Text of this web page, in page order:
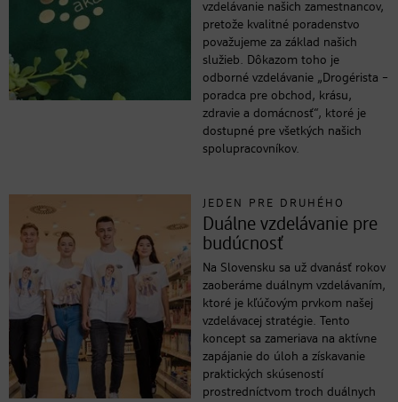
vzdelávanie našich zamestnancov,
pretože kvalitné poradenstvo
považujeme za základ našich
služieb. Dôkazom toho je
odborné vzdelávanie „Drogérista –
poradca pre obchod, krásu,
zdravie a domácnosť“, ktoré je
dostupné pre všetkých našich
spolupracovníkov.
JEDEN PRE DRUHÉHO
Duálne vzdelávanie pre
budúcnosť
Na Slovensku sa už dvanásť rokov
zaoberáme duálnym vzdelávaním,
ktoré je kľúčovým prvkom našej
vzdelávacej stratégie. Tento
koncept sa zameriava na aktívne
zapájanie do úloh a získavanie
praktických skúseností
prostredníctvom troch duálnych